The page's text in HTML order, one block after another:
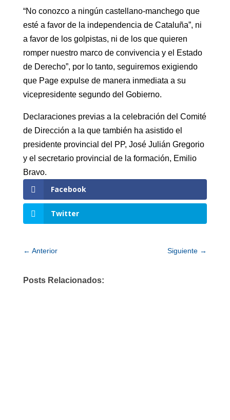
“No conozco a ningún castellano-manchego que
esté a favor de la independencia de Cataluña”, ni
a favor de los golpistas, ni de los que quieren
romper nuestro marco de convivencia y el Estado
de Derecho”, por lo tanto, seguiremos exigiendo
que Page expulse de manera inmediata a su
vicepresidente segundo del Gobierno.
Declaraciones previas a la celebración del Comité
de Dirección a la que también ha asistido el
presidente provincial del PP, José Julián Gregorio
y el secretario provincial de la formación, Emilio
Bravo.
Facebook
Twitter
← Anterior Siguiente →
Posts Relacionados: